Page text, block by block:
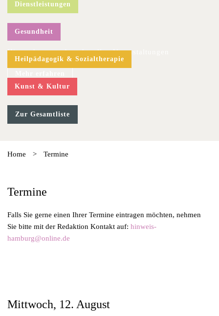
Hier geht es zu den aktuellen Veranstaltungen
Dienstleistungen
Gesundheit
Heilpädagogik & Sozialtherapie
Kunst & Kultur
Zur Gesamtliste
Home > Termine
Termine
Falls Sie gerne einen Ihrer Termine eintragen möchten, nehmen
Sie bitte mit der Redaktion Kontakt auf: hinweis-
hamburg@online.de
Mittwoch, 12. August